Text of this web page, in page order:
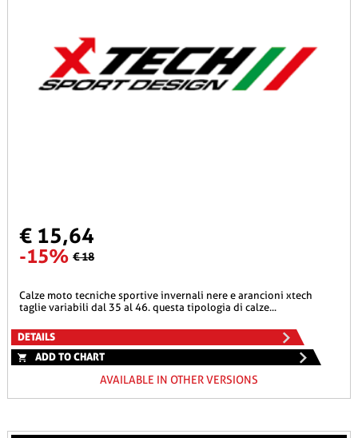
€ 15,64
-15% € 18
calze moto tecniche sportive invernali nere e arancioni xtech
taglie variabili dal 35 al 46. questa tipologia di calze...
DETAILS
ADD TO CHART
AVAILABLE IN OTHER VERSIONS